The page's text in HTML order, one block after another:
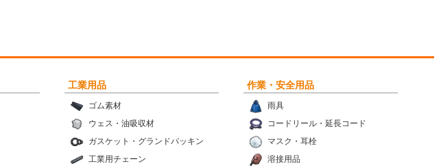
工業用品
ゴム素材
ウェス・油吸収材
ガスケット・グランドパッキン
工業用チェーン
作業・安全用品
雨具
コードリール・延長コード
マスク・耳栓
溶接用品